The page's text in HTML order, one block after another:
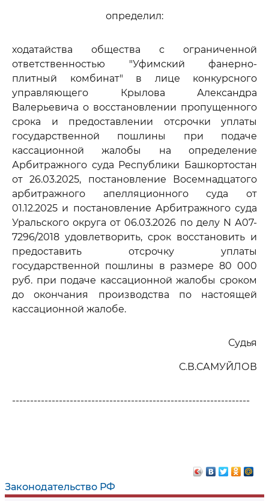
Законодательство РФ
определил:
ходатайства общества с ограниченной
ответственностью "Уфимский фанерно-
плитный комбинат" в лице конкурсного
управляющего Крылова Александра
Валерьевича о восстановлении пропущенного
срока и предоставлении отсрочки уплаты
государственной пошлины при подаче
кассационной жалобы на определение
Арбитражного суда Республики Башкортостан
от 26.03.2025, постановление Восемнадцатого
арбитражного апелляционного суда от
01.12.2025 и постановление Арбитражного суда
Уральского округа от 06.03.2026 по делу N А07-
7296/2018 удовлетворить, срок восстановить и
предоставить отсрочку уплаты
государственной пошлины в размере 80 000
руб. при подаче кассационной жалобы сроком
до окончания производства по настоящей
кассационной жалобе.
Судья
С.В.САМУЙЛОВ
------------------------------------------------------------------